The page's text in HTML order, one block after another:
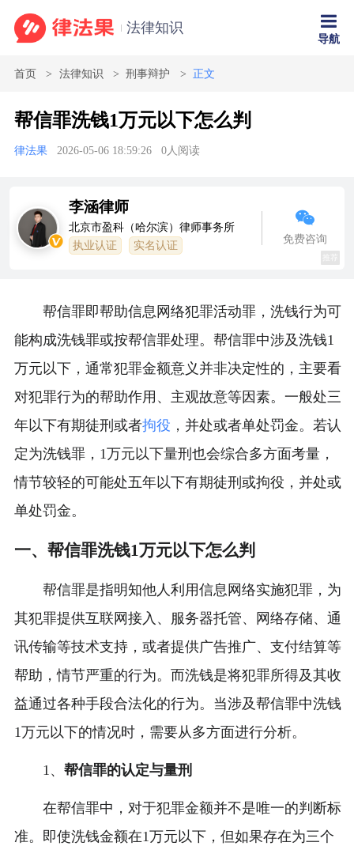
法律知识
导航
首页 法律知识 刑事辩护 正文
帮信罪洗钱1万元以下怎么判
律法果 2026-05-06 18:59:26 0人阅读
李涵律师
北京市盈科（哈尔滨）律师事务所
执业认证 实名认证
免费咨询
帮信罪即帮助信息网络犯罪活动罪，洗钱行为可
能构成洗钱罪或按帮信罪处理。帮信罪中涉及洗钱1
万元以下，通常犯罪金额意义并非决定性的，主要看
对犯罪行为的帮助作用、主观故意等因素。一般处三
年以下有期徒刑或者拘役 ，并处或者单处罚金。若认
定为洗钱罪，1万元以下量刑也会综合多方面考量，
情节较轻的可能处五年以下有期徒刑或拘役，并处或
单处罚金。
一、帮信罪洗钱1万元以下怎么判
帮信罪是指明知他人利用信息网络实施犯罪，为
其犯罪提供互联网接入、服务器托管、网络存储、通
讯传输等技术支持，或者提供广告推广、支付结算等
帮助，情节严重的行为。而洗钱是将犯罪所得及其收
益通过各种手段合法化的行为。当涉及帮信罪中洗钱
1万元以下的情况时，需要从多方面进行分析。
1、 帮信罪的认定与量刑
在帮信罪中，对于犯罪金额并不是唯一的判断标
准。即使洗钱金额在1万元以下，但如果存在为三个